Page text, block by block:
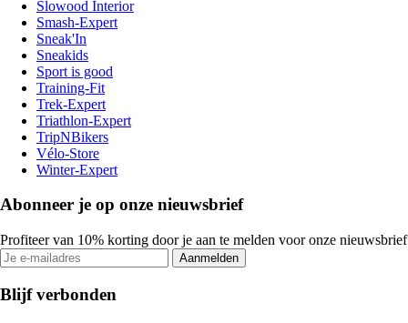
Slowood Interior
Smash-Expert
Sneak'In
Sneakids
Sport is good
Training-Fit
Trek-Expert
Triathlon-Expert
TripNBikers
Vélo-Store
Winter-Expert
Abonneer je op onze nieuwsbrief
Profiteer van 10% korting door je aan te melden voor onze nieuwsbrief
Aanmelden
Blijf verbonden